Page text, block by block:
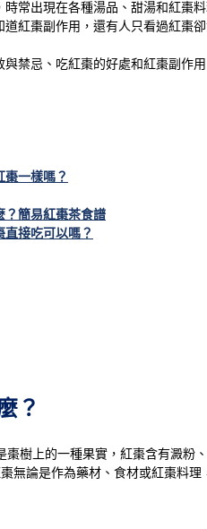
常出現在各種湯品、甜湯和紅棗
紅棗副作用，還有人只看過紅棗
禁忌、吃紅棗的好處和紅棗副作
一樣嗎？
？簡易紅棗茶食譜
接吃可以嗎？
？
樹上的一種果實，紅棗含有澱粉
無論是作為藥材、食材或紅棗料